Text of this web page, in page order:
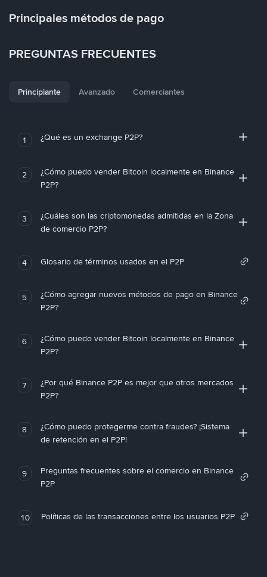
Principales métodos de pago
PREGUNTAS FRECUENTES
Principiante Avanzado Comerciantes
1 ¿Qué es un exchange P2P?
2
¿Cómo puedo vender Bitcoin localmente en Binance
P2P?
3
¿Cuáles son las criptomonedas admitidas en la Zona
de comercio P2P?
4 Glosario de términos usados en el P2P
5
¿Cómo agregar nuevos métodos de pago en Binance
P2P?
6
¿Cómo puedo vender Bitcoin localmente en Binance
P2P?
7
¿Por qué Binance P2P es mejor que otros mercados
P2P?
8
¿Cómo puedo protegerme contra fraudes? ¡Sistema
de retención en el P2P!
9
Preguntas frecuentes sobre el comercio en Binance
P2P
10 Políticas de las transacciones entre los usuarios P2P